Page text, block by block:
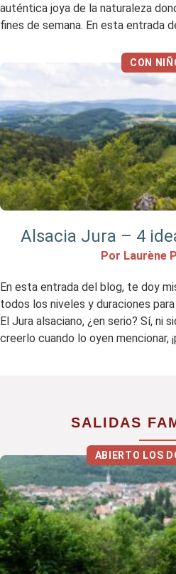
auténtica joya de la naturaleza
fines de semana. En esta entrada
exuberantes paisajes verdes, […]
CON
Alsacia Jura – 4
Por Laurène
En esta entrada del blog, te doy
todos los niveles y duraciones
El Jura alsaciano, ¿en serio? Sí, ni
creerlo cuando lo oyen mencionar,
SALIDAS
ABIERTO LOS